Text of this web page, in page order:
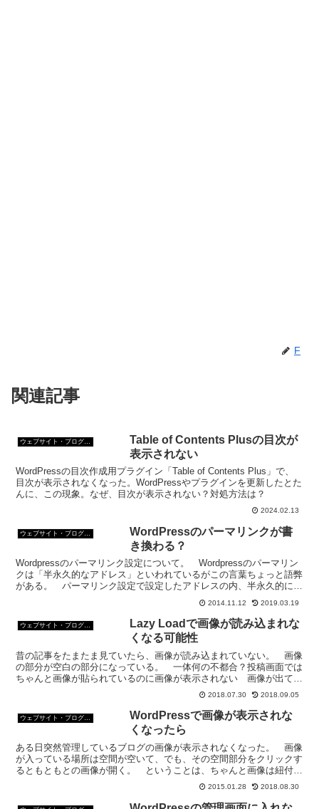
F
関連記事
Table of Contents Plusの目次が
表示されない
WordPressの目次作成用プラグイン「Table of Contents Plus」で、
目次が表示されなくなった。WordPressやプラグインを更新したとた
んに、この現象。なぜ、目次が表示されない？対処方法は？
2024.02.13
WordPressのパーマリンクが書
き換わる？
Wordpressのパーマリンク設定について。 Wordpressのパーマリン
クは「半永久的なアドレス」といわれているがこの言葉ちょっと語弊
がある。 パーマリンク設定で設定したアドレスの内、半永久的に変
2014.11.12 2019.03.19
ウェブサイト・ブログ作成
Lazy Loadで画像が読み込まれな
くなる可能性
昔の記事をたまたま見ていたら、画像が読み込まれていない。 画像
の部分が空白の部分になっている。 一体何の不都合？投稿画面では
ちゃんと画像が貼られているのに画像が表示されない 画像が出てこ
なくなったページをリロードしても画像が出てこない。 サ...
2018.07.30 2018.09.05
WordPressで画像が表示されな
くなったら
ある日突然管理しているブログの画像が表示されなくなった。 画像
が入っている場所は空間が空いて、でも、その空間部分をクリックす
るともともとの画像が開く。 ということは、ちゃんと画像は紐付け
されてるってことだ。 何が一体悪いやら？トラブルの症状...
2015.01.28 2018.08.30